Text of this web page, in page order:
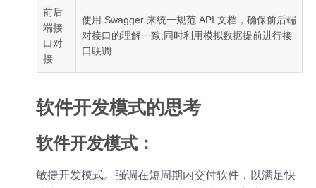
前后
端接
口对
接
使用 Swagger 来统一规范 API 文档，确保前后端
对接口的理解一致,同时利用模拟数据提前进行接
口联调
软件开发模式的思考
软件开发模式：
敏捷开发模式。强调在短周期内交付软件，以满足快